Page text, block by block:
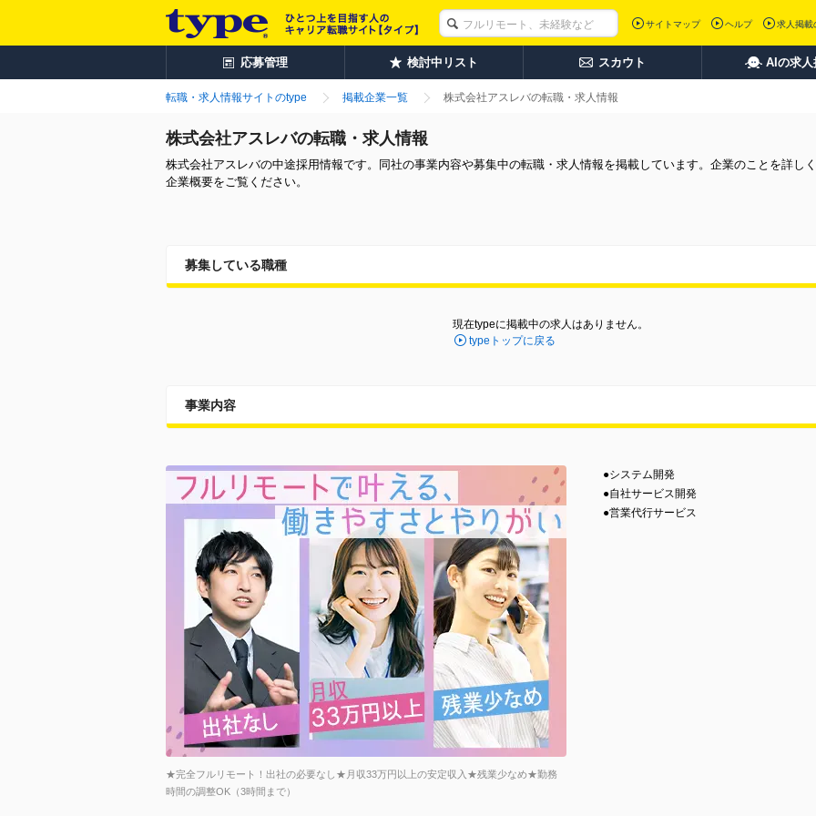
サイトマップ ヘルプ 求人掲載
応募管理 検討中リスト スカウト AIの求人
転職・求人情報サイトのtype 掲載企業一覧 株式会社アスレバの転職・求人情報
株式会社アスレバの転職・求人情報
株式会社アスレバの中途採用情報です。同社の事業内容や募集中の転職・求人情報を掲載しています。企業のことを詳し
企業概要をご覧ください。
募集している職種
現在typeに掲載中の求人はありません。
typeトップに戻る
事業内容
★完全フルリモート！出社の必要なし★月収33万円以上の安定収入★残業少なめ★勤務
時間の調整OK（3時間まで）
●システム開発
●自社サービス開発
●営業代行サービス